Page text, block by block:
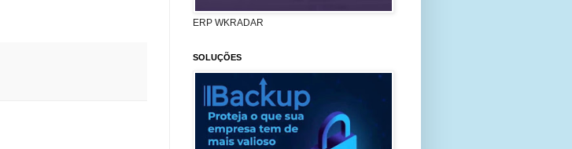
ERP WKRADAR
SOLUÇÕES